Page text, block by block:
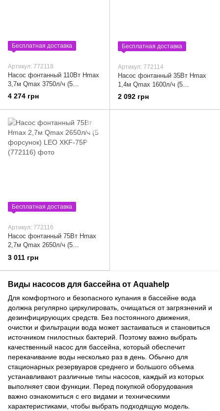
Бесплатная доставка
Артикул: 772118
Насос фонтанный 110Вт Hmax
3,7м Qmax 3750л/ч (5
форсунок) LEO XKF-110P
(772118)
4 274 грн
Бесплатная доставка
Артикул: 772114
Насос фонтанный 35Вт Hmax
1,4м Qmax 1600л/ч (5
форсунок) LEO XKF-35P
(772114)
2 092 грн
Бесплатная доставка
Артикул: 772116
Насос фонтанный 75Вт Hmax
2,7м Qmax 2650л/ч (5
форсунок) LEO XKF-75P
(772116)
3 011 грн
Виды насосов для бассейна от Aquahelp
Для комфортного и безопасного купания в бассейне вода
должна регулярно циркулировать, очищаться от загрязнений и
дезинфицирующих средств. Без постоянного движения,
очистки и фильтрации вода может застаиваться и становиться
источником гнилостных бактерий. Поэтому важно выбрать
качественный насос для бассейна, который обеспечит
перекачивание воды несколько раз в день. Обычно для
стационарных резервуаров среднего и большого объема
устанавливают различные типы насосов, каждый из которых
выполняет свои функции. Перед покупкой оборудования
важно ознакомиться с его видами и техническими
характеристиками, чтобы выбрать подходящую модель.